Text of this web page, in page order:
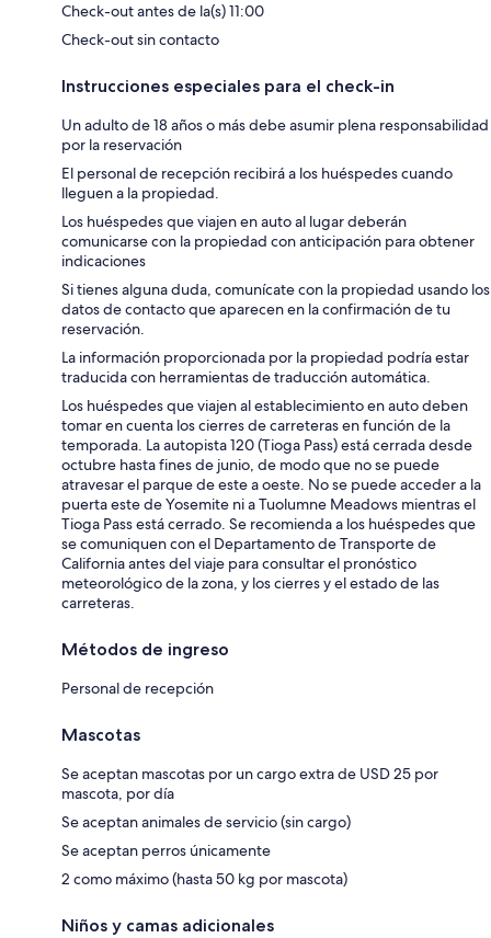
Check-out antes de la(s) 11:00
Check-out sin contacto
Instrucciones especiales para el check-in
Un adulto de 18 años o más debe asumir plena responsabilidad
por la reservación
El personal de recepción recibirá a los huéspedes cuando
lleguen a la propiedad.
Los huéspedes que viajen en auto al lugar deberán
comunicarse con la propiedad con anticipación para obtener
indicaciones
Si tienes alguna duda, comunícate con la propiedad usando los
datos de contacto que aparecen en la confirmación de tu
reservación.
La información proporcionada por la propiedad podría estar
traducida con herramientas de traducción automática.
Los huéspedes que viajen al establecimiento en auto deben
tomar en cuenta los cierres de carreteras en función de la
temporada. La autopista 120 (Tioga Pass) está cerrada desde
octubre hasta fines de junio, de modo que no se puede
atravesar el parque de este a oeste. No se puede acceder a la
puerta este de Yosemite ni a Tuolumne Meadows mientras el
Tioga Pass está cerrado. Se recomienda a los huéspedes que
se comuniquen con el Departamento de Transporte de
California antes del viaje para consultar el pronóstico
meteorológico de la zona, y los cierres y el estado de las
carreteras.
Métodos de ingreso
Personal de recepción
Mascotas
Se aceptan mascotas por un cargo extra de USD 25 por
mascota, por día
Se aceptan animales de servicio (sin cargo)
Se aceptan perros únicamente
2 como máximo (hasta 50 kg por mascota)
Niños y camas adicionales